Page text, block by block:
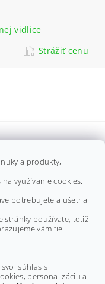
vidlice
Strážiť cenu
a produkty,
využívanie cookies.
potrebujete a ušetria
stránky používate, totiž
vám tie
súhlas s
personalizáciu a